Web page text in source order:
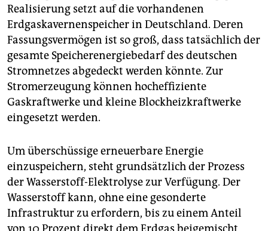
Realisierung setzt auf die vorhandenen
Erdgaskavernenspeicher in Deutschland. Deren
Fassungsvermögen ist so groß, dass tatsächlich der
gesamte Speicherenergiebedarf des deutschen
Stromnetzes abgedeckt werden könnte. Zur
Stromerzeugung können hocheffiziente
Gaskraftwerke und kleine Blockheizkraftwerke
eingesetzt werden.
Um überschüssige erneuerbare Energie
einzuspeichern, steht grundsätzlich der Prozess
der Wasserstoff-Elektrolyse zur Verfügung. Der
Wasserstoff kann, ohne eine gesonderte
Infrastruktur zu erfordern, bis zu einem Anteil
von 10 Prozent direkt dem Erdgas beigemischt